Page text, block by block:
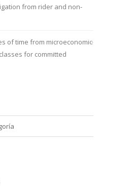
from rider and non-
of time from microeconomic
for committed